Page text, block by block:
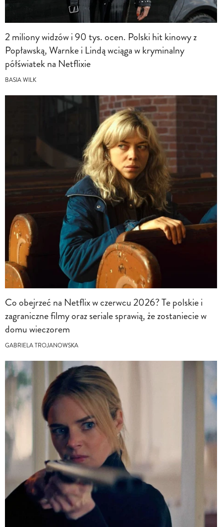
2 miliony widzów i 90 tys. ocen. Polski hit kinowy z
Popławską, Warnke i Lindą wciąga w kryminalny
półświatek na Netflixie
BASIA WILK
Co obejrzeć na Netflix w czerwcu 2026? Te polskie i
zagraniczne filmy oraz seriale sprawią, że zostaniecie w
domu wieczorem
GABRIELA TROJANOWSKA